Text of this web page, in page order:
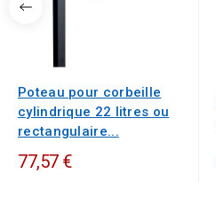
Poteau pour corbeille
cylindrique 22 litres ou
rectangulaire...
77,57 €